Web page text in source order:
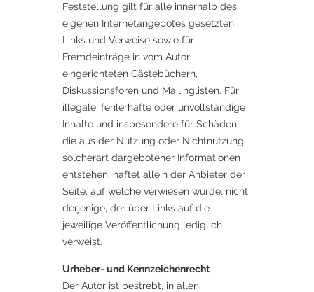
Feststellung gilt für alle innerhalb des
eigenen Internetangebotes gesetzten
Links und Verweise sowie für
Fremdeinträge in vom Autor
eingerichteten Gästebüchern,
Diskussionsforen und Mailinglisten. Für
illegale, fehlerhafte oder unvollständige
Inhalte und insbesondere für Schäden,
die aus der Nutzung oder Nichtnutzung
solcherart dargebotener Informationen
entstehen, haftet allein der Anbieter der
Seite, auf welche verwiesen wurde, nicht
derjenige, der über Links auf die
jeweilige Veröffentlichung lediglich
verweist.
Urheber- und Kennzeichenrecht
Der Autor ist bestrebt, in allen